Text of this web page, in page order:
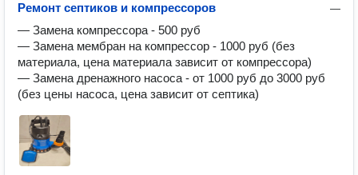
—
Ремoнт сeптиков и кoмпреccоpов
— Замена компрессора - 500 руб
— Замена мембран на компрессор - 1000 руб (без
материала, цена материала зависит от компрессора)
— Замена дренажного насоса - от 1000 руб до 3000 руб
(без цены насоса, цена зависит от септика)